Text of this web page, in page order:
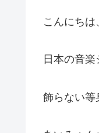
こんにちは
日本の音
飾らない等